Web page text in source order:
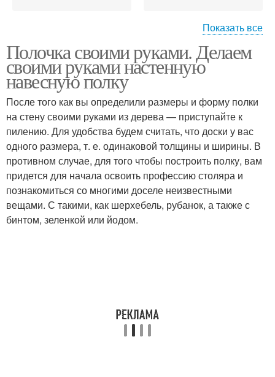
Пластиковые полки Картонные полки
Полки на стену Полки из дерева
Показать все
Полочка своими руками. Делаем
своими руками настенную
навесную полку
После того как вы определили размеры и форму полки
на стену своими руками из дерева — приступайте к
пилению. Для удобства будем считать, что доски у вас
одного размера, т. е. одинаковой толщины и ширины. В
противном случае, для того чтобы построить полку, вам
придется для начала освоить профессию столяра и
познакомиться со многими доселе неизвестными
вещами. С такими, как шерхебель, рубанок, а также с
бинтом, зеленкой или йодом.